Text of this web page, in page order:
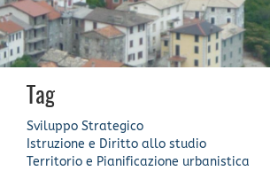
Tag
Sviluppo Strategico
Istruzione e Diritto allo studio
Territorio e Pianificazione urbanistica